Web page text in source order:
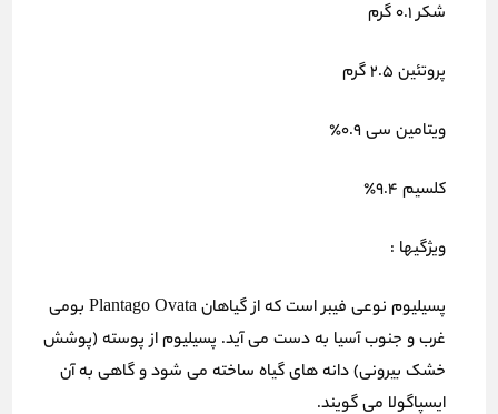
شکر 0.1 گرم
پروتئین 2.5 گرم
ویتامین سی 0.9٪
کلسیم 9.4٪
ویژگیها :
پسیلیوم نوعی فیبر است که از گیاهان Plantago Ovata بومی
غرب و جنوب آسیا به دست می آید. پسیلیوم از پوسته (پوشش
خشک بیرونی) دانه های گیاه ساخته می شود و گاهی به آن
ایسپاگولا می گویند.